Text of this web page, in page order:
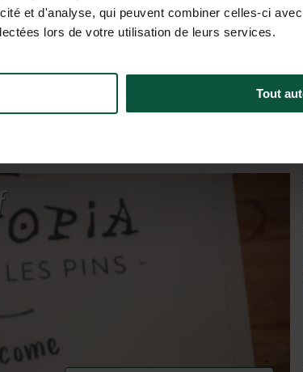
et d'analyse, qui peuvent combiner celles-ci
lors de votre utilisation de leurs services.
Tout
& beschikbaarheid